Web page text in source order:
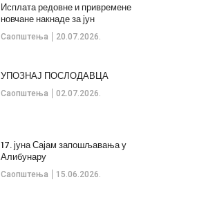
Саопштења 20.07.2026.
Исплата редовне и привремене
новчане накнаде за јун
Саопштења 02.07.2026.
УПОЗНАЈ ПОСЛОДАВЦА
Саопштења 15.06.2026.
17. јуна Сајам запошљавања у
Алибунару